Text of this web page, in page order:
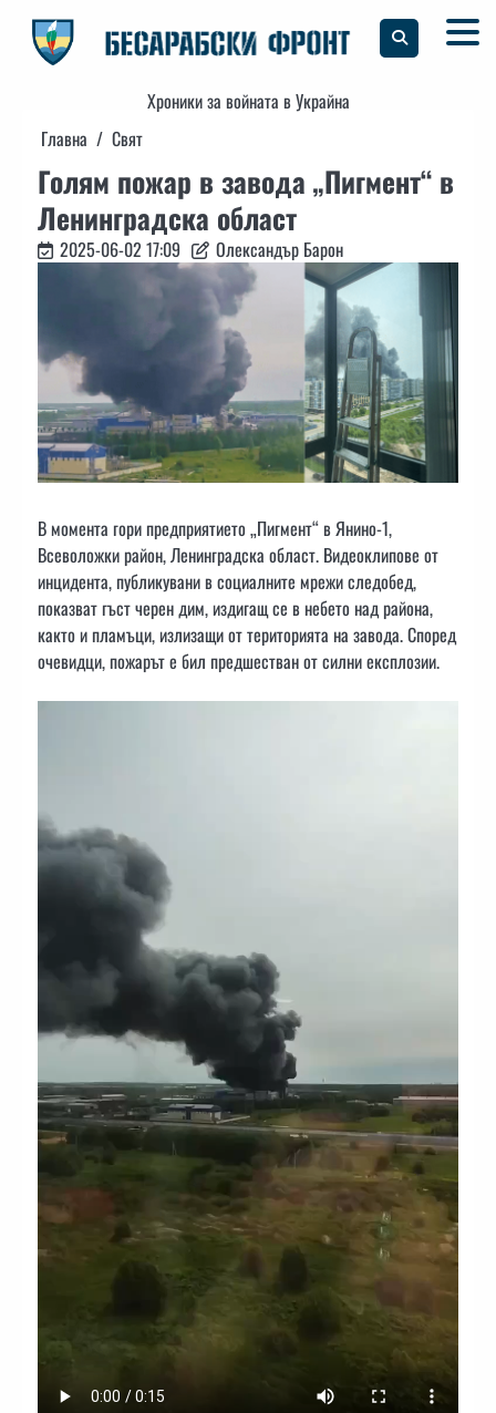
content
Хроники за войната в Украйна
Главна
Свят
Голям пожар в завода „Пигмент“ в
Ленинградска област
2025-06-02 17:09 Олександър Барон
В момента гори предприятието „Пигмент“ в Янино-1,
Всеволожки район, Ленинградска област. Видеоклипове от
инцидента, публикувани в социалните мрежи следобед,
показват гъст черен дим, издигащ се в небето над района,
както и пламъци, излизащи от територията на завода. Според
очевидци, пожарът е бил предшестван от силни експлозии.